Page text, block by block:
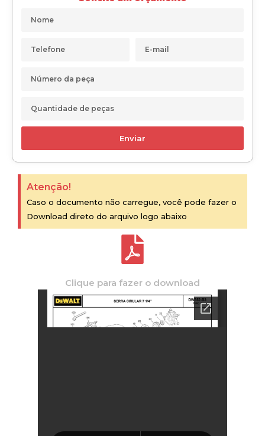
Enviar
Atenção!
Caso o documento não carregue, você pode fazer o
Download direto do arquivo logo abaixo
Clique para fazer o download